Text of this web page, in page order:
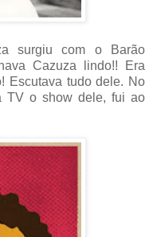
surgiu com o Barão
Cazuza lindo!! Era
Escutava tudo dele. No
TV o show dele, fui ao